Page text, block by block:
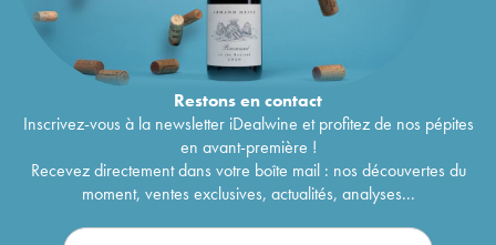
Restons encontact
Inscrivez-vous à la newsletter iDealwine et profitez de nos pépites
en avant-première !
Recevez directement dans votre boîte mail : nos découvertes du
moment, ventes exclusives, actualités, analyses...